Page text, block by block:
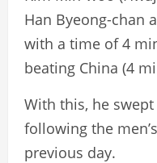
Han Byeong-chan
with a time of 4
beating China (4
With this, he
following the
previous day.